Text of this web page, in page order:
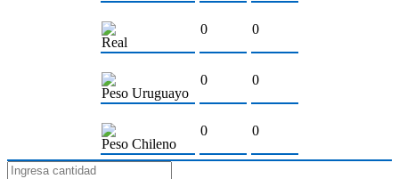
Real
0 0
Peso Uruguayo
0 0
Peso Chileno
0 0